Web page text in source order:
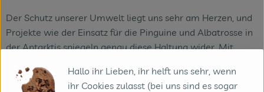
Der Schutz unserer Umwelt liegt uns sehr am Herzen, und
Projekte wie der Einsatz für die Pinguine und Albatrosse in
der Antarktis spiegeln genau diese Haltung wider. Mit
Handeln und Genuss wunderbar zusammenpassen. Auch in
Hallo ihr Lieben, ihr helft uns sehr, wenn
ihr Cookies zulasst (bei uns sind es sogar